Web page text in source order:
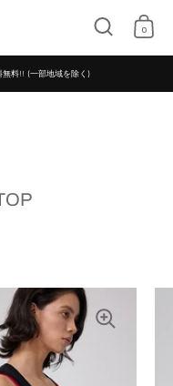
0
料!! (一部地域を除く)